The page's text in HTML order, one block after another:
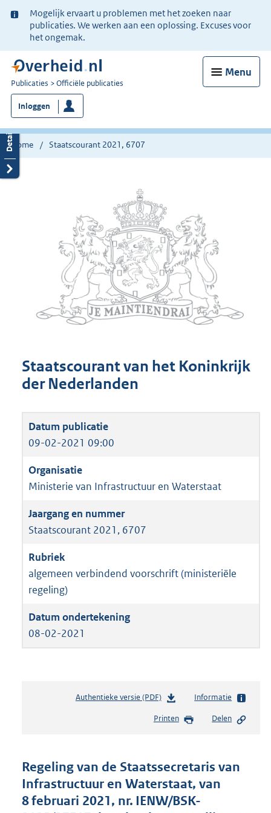
Ter
informatie:
Mogelijk ervaart u problemen met het zoeken naar
publicaties. We werken aan een oplossing. Excuses voor
het ongemak.
Menu
U
bent
nu
hier:
Publicaties Officiële publicaties
Inloggen
Home Staatscourant 2021, 6707
Staatscourant van het Koninkrijk
der Nederlanden
09-02-2021 09:00
Ministerie van Infrastructuur en Waterstaat
Staatscourant 2021, 6707
algemeen verbindend voorschrift (ministeriële
regeling)
08-02-2021
Authentieke versie (PDF)b
s
d
s
g
Informatie
Printen Delen
Regeling van de Staatssecretaris van
Infrastructuur en Waterstaat, van
8 februari 2021, nr. IENW/BSK-